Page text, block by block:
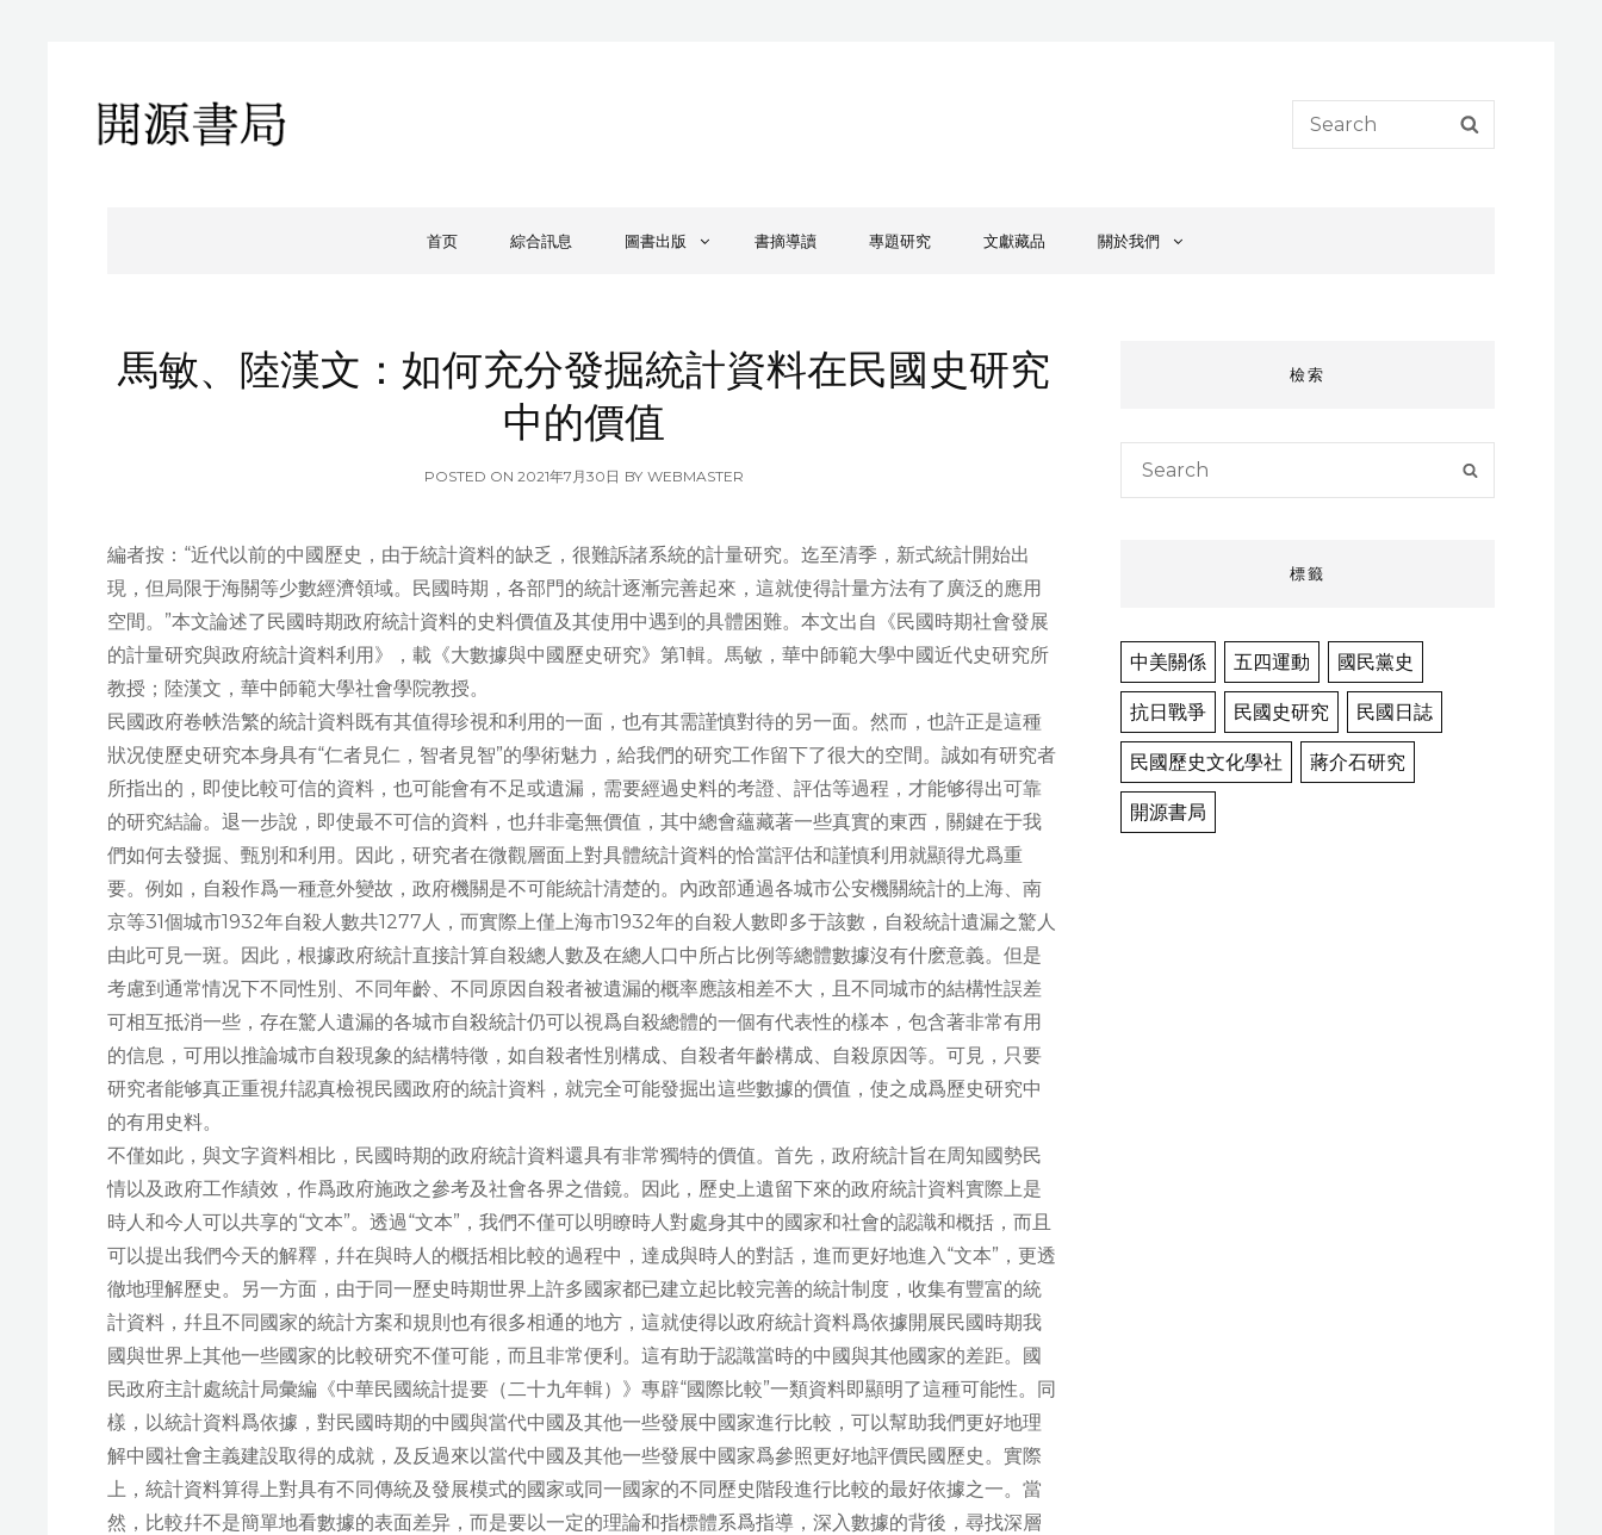
開源書局
開源書局出版有限公司
Search
for:
首页 綜合訊息 圖書出版 書摘導讀 專題研究 文獻藏品 關於我們
馬敏、陸漢文：如何充分發掘統計資料在民國史研究
中的價值
POSTED ON POSTED
2021年7月30日 BY WEBMASTER
編者按：“近代以前的中國歷史，由于統計資料的缺乏，很難訴諸系統的計量研究。迄至清季，新式統計開始出
現，但局限于海關等少數經濟領域。民國時期，各部門的統計逐漸完善起來，這就使得計量方法有了廣泛的應用
空間。”本文論述了民國時期政府統計資料的史料價值及其使用中遇到的具體困難。本文出自《民國時期社會發展
的計量研究與政府統計資料利用》，載《大數據與中國歷史研究》第1輯。馬敏，華中師範大學中國近代史研究所
教授；陸漢文，華中師範大學社會學院教授。
民國政府卷帙浩繁的統計資料既有其值得珍視和利用的一面，也有其需謹慎對待的另一面。然而，也許正是這種
狀况使歷史研究本身具有“仁者見仁，智者見智”的學術魅力，給我們的研究工作留下了很大的空間。誠如有研究者
所指出的，即使比較可信的資料，也可能會有不足或遺漏，需要經過史料的考證、評估等過程，才能够得出可靠
的研究結論。退一步說，即使最不可信的資料，也幷非毫無價值，其中總會蘊藏著一些真實的東西，關鍵在于我
們如何去發掘、甄別和利用。因此，研究者在微觀層面上對具體統計資料的恰當評估和謹慎利用就顯得尤爲重
要。例如，自殺作爲一種意外變故，政府機關是不可能統計清楚的。內政部通過各城市公安機關統計的上海、南
京等31個城市1932年自殺人數共1277人，而實際上僅上海市1932年的自殺人數即多于該數，自殺統計遺漏之驚人
由此可見一斑。因此，根據政府統計直接計算自殺總人數及在總人口中所占比例等總體數據沒有什麽意義。但是
考慮到通常情况下不同性別、不同年齡、不同原因自殺者被遺漏的概率應該相差不大，且不同城市的結構性誤差
可相互抵消一些，存在驚人遺漏的各城市自殺統計仍可以視爲自殺總體的一個有代表性的樣本，包含著非常有用
的信息，可用以推論城市自殺現象的結構特徵，如自殺者性別構成、自殺者年齡構成、自殺原因等。可見，只要
研究者能够真正重視幷認真檢視民國政府的統計資料，就完全可能發掘出這些數據的價值，使之成爲歷史研究中
的有用史料。
不僅如此，與文字資料相比，民國時期的政府統計資料還具有非常獨特的價值。首先，政府統計旨在周知國勢民
情以及政府工作績效，作爲政府施政之參考及社會各界之借鏡。因此，歷史上遺留下來的政府統計資料實際上是
時人和今人可以共享的“文本”。透過“文本”，我們不僅可以明瞭時人對處身其中的國家和社會的認識和概括，而且
可以提出我們今天的解釋，幷在與時人的概括相比較的過程中，達成與時人的對話，進而更好地進入“文本”，更透
徹地理解歷史。另一方面，由于同一歷史時期世界上許多國家都已建立起比較完善的統計制度，收集有豐富的統
計資料，幷且不同國家的統計方案和規則也有很多相通的地方，這就使得以政府統計資料爲依據開展民國時期我
國與世界上其他一些國家的比較研究不僅可能，而且非常便利。這有助于認識當時的中國與其他國家的差距。國
民政府主計處統計局彙編《中華民國統計提要（二十九年輯）》專辟“國際比較”一類資料即顯明了這種可能性。同
樣，以統計資料爲依據，對民國時期的中國與當代中國及其他一些發展中國家進行比較，可以幫助我們更好地理
解中國社會主義建設取得的成就，及反過來以當代中國及其他一些發展中國家爲參照更好地評價民國歷史。實際
上，統計資料算得上對具有不同傳統及發展模式的國家或同一國家的不同歷史階段進行比較的最好依據之一。當
然，比較幷不是簡單地看數據的表面差异，而是要以一定的理論和指標體系爲指導，深入數據的背後，尋找深層
檢索
Search
標籤
中美關係 五四運動 國民黨史
抗日戰爭 民國史研究 民國日誌
民國歷史文化學社 蔣介石研究
開源書局